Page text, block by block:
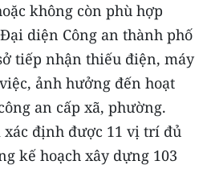
không còn phù hợp
diện Công an thành phố
tiếp nhận thiếu điện, máy
ảnh hưởng đến hoạt
an cấp xã, phường.
định được 11 vị trí đủ
kế hoạch xây dựng 103